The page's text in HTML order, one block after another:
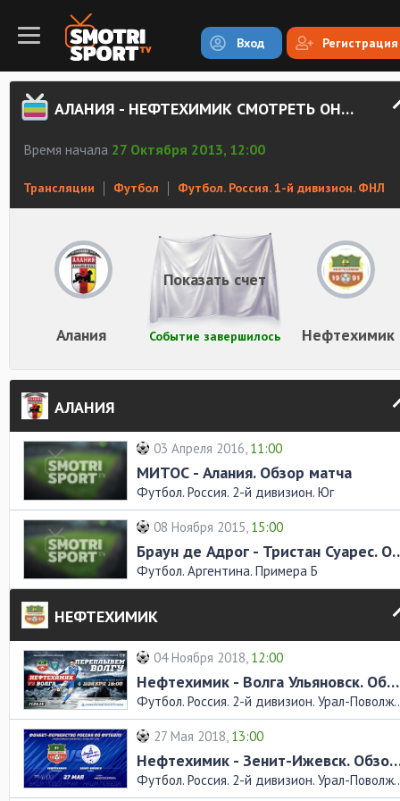
Вход Регистрация
АЛАНИЯ - НЕФТЕХИМИК СМОТРЕТЬ ОНЛАЙН
Время начала 27 Октября 2013, 12:00
Трансляции Футбол Футбол. Россия. 1-й дивизион. ФНЛ
Алания Нефтехимик
Событие завершилось
Показать счет
АЛАНИЯ
03 Апреля 2016, 11:00
МИТОС - Алания. Обзор матча
Футбол. Россия. 2-й дивизион. Юг
08 Ноября 2015, 15:00
Браун де Адрог
Футбол. Аргентина. Примера Б
НЕФТЕХИМИК
04 Ноября 2018, 12:00
Нефтехимик - Волга Ульяновск. Обзор матча
Футбол. Россия.
27 Мая 2018, 13:00
Нефтехимик - Зенит-
Футбол. Россия.